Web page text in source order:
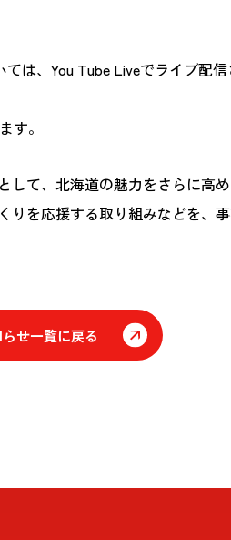
は、You Tube Liveでライブ配
す。
て、北海道の魅力をさらに高
を応援する取り組みなどを、
せ一覧に戻る